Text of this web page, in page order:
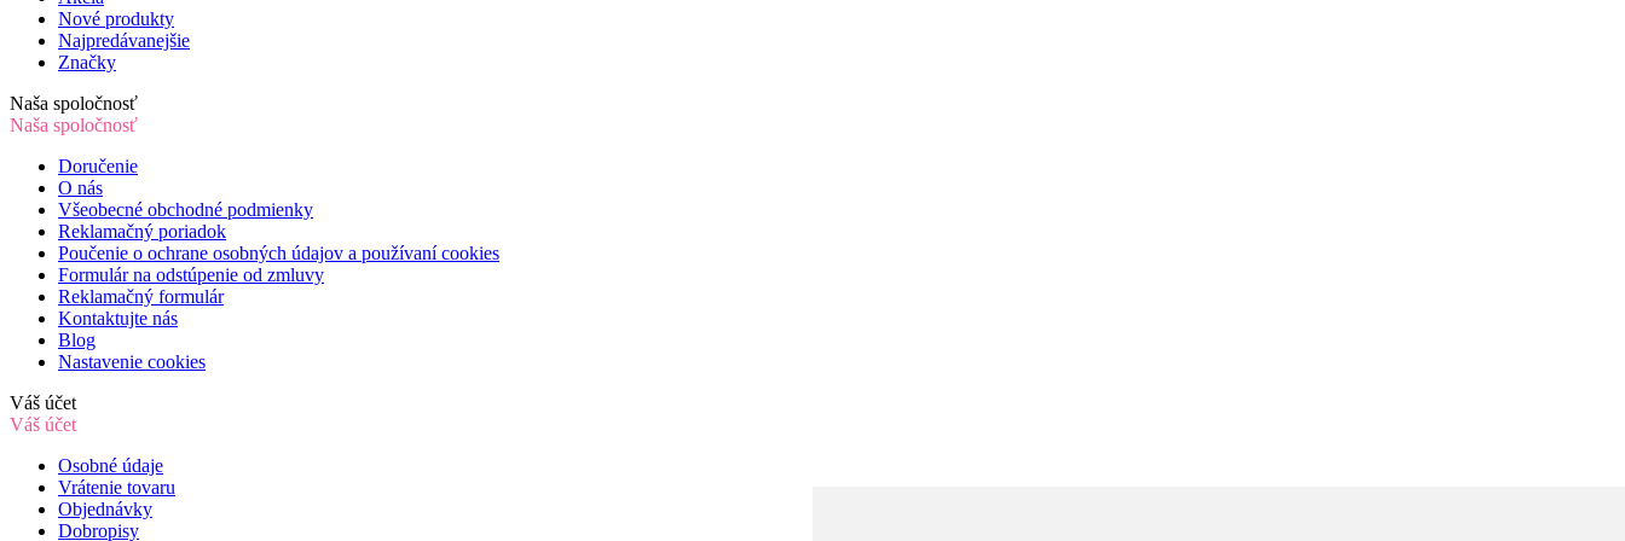
Nové produkty
Najpredávanejšie
Značky
Naša spoločnosť
Naša spoločnosť
Doručenie
O nás
Všeobecné obchodné podmienky
Reklamačný poriadok
Poučenie o ochrane osobných údajov a používaní cookies
Formulár na odstúpenie od zmluvy
Reklamačný formulár
Kontaktujte nás
Blog
Nastavenie cookies
Váš účet
Váš účet
Osobné údaje
Vrátenie tovaru
Objednávky
Dobropisy